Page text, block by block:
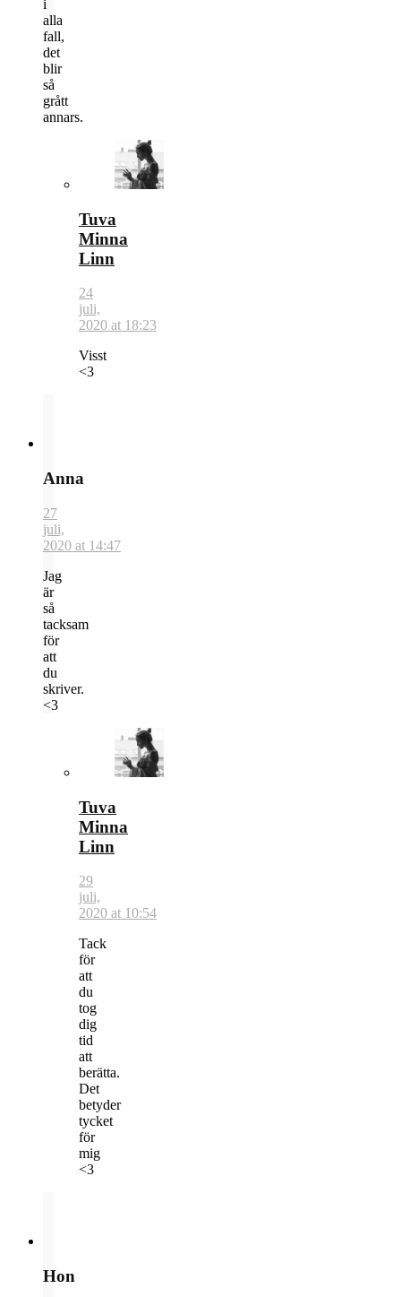
i
alla
fall,
det
blir
så
grått
annars.
Tuva
Minna
Linn
24
juli,
2020 at 18:23
Visst
<3
Anna
27
juli,
2020 at 14:47
Jag
är
så
tacksam
för
att
du
skriver.
<3
Tuva
Minna
Linn
29
juli,
2020 at 10:54
Tack
för
att
du
tog
dig
tid
att
berätta.
Det
betyder
tycket
för
mig
<3
Hon